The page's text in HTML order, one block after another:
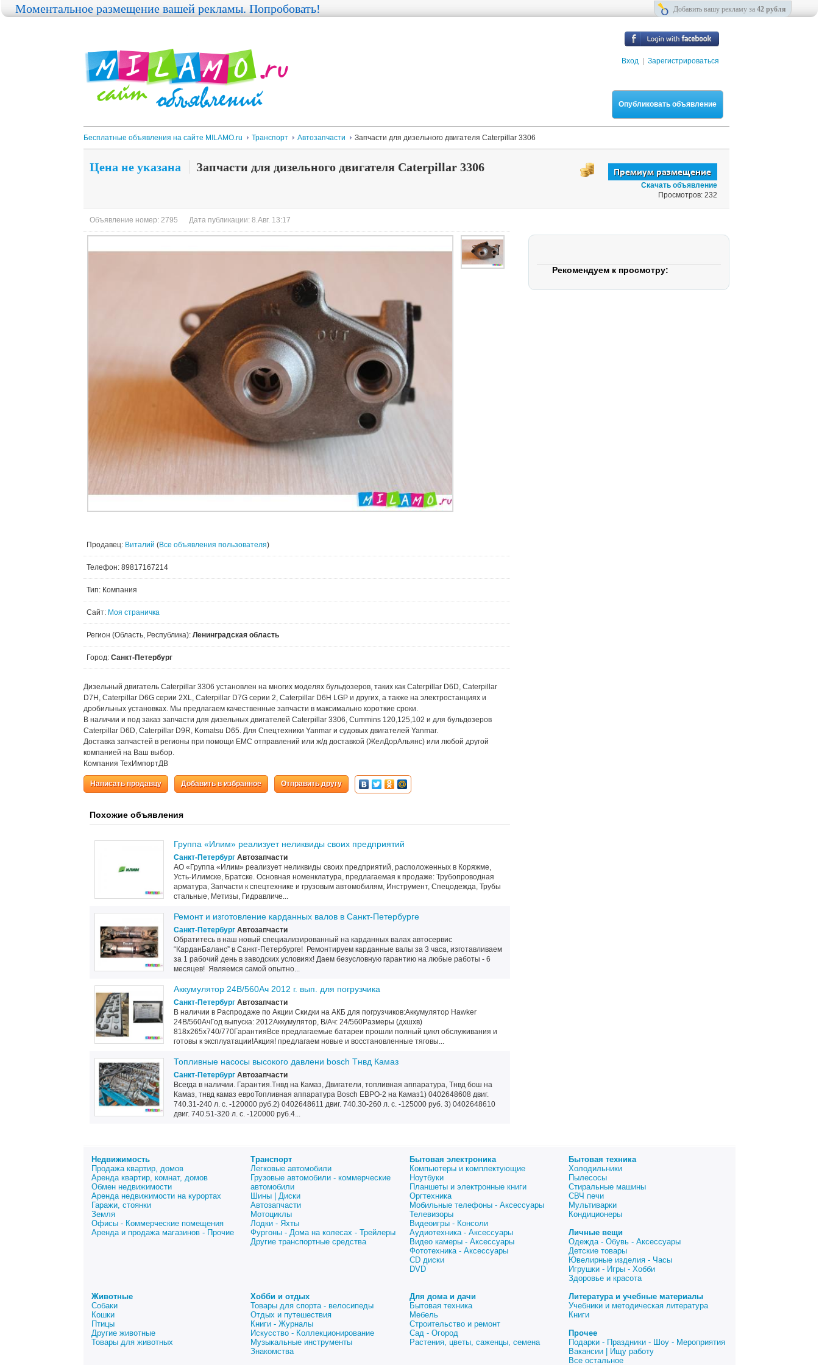
Вход Зарегистрироваться
Опубликовать объявление
Бесплатные объявления на сайте MILAMO.ru Транспорт Автозапчасти Запчасти для дизельного двигателя Caterpillar 3306
Цена не указана Запчасти для дизельного двигателя Caterpillar 3306
Скачать объявление
Просмотров: 232
Объявление номер: 2795 Дата публикации: 8.Авг. 13:17
Продавец: Виталий (Все объявления пользователя)
Телефон: 89817167214
Тип: Компания
Сайт: Моя страничка
Регион (Область, Республика): Ленинградская область
Город: Санкт-Петербург
Дизельный двигатель Caterpillar 3306 установлен на многих моделях бульдозеров, таких как Caterpillar D6D, Caterpillar
D7H, Caterpillar D6G серии 2XL, Caterpillar D7G серии 2, Caterpillar D6H LGP и других, а также на электростанциях и
дробильных установках. Мы предлагаем качественные запчасти в максимально короткие сроки.
В наличии и под заказ запчасти для дизельных двигателей Caterpillar 3306, Cummins 120,125,102 и для бульдозеров
Caterpillar D6D, Caterpillar D9R, Komatsu D65. Для Спецтехники Yanmar и судовых двигателей Yanmar.
Доставка запчастей в регионы при помощи ЕМС отправлений или ж/д доставкой (ЖелДорАльянс) или любой другой
компанией на Ваш выбор.
Компания ТехИмпортДВ
Написать продавцу Добавить в избранное Отправить другу
Похожие объявления
Группа «Илим» реализует неликвиды своих предприятий
Санкт-Петербург Автозапчасти
АО «Группа «Илим» реализует неликвиды своих предприятий, расположенных в Коряжме,
Усть-Илимске, Братске. Основная номенклатура, предлагаемая к продаже: Трубопроводная
арматура, Запчасти к спецтехнике и грузовым автомобилям, Инструмент, Спецодежда, Трубы
стальные, Метизы, Гидравличе...
Ремонт и изготовление карданных валов в Санкт-Петербурге
Санкт-Петербург Автозапчасти
Обратитесь в наш новый специализированный на карданных валах автосервис
“КарданБаланс” в Санкт-Петербурге! Ремонтируем карданные валы за 3 часа, изготавливаем
за 1 рабочий день в заводских условиях! Даем безусловную гарантию на любые работы - 6
месяцев! Являемся самой опытно...
Аккумулятор 24В/560Ач 2012 г. вып. для погрузчика
Санкт-Петербург Автозапчасти
В наличии в Распродаже по Акции Скидки на АКБ для погрузчиков:Аккумулятор Hawker
24В/560АчГод выпуска: 2012Аккумулятор, В/Ач: 24/560Размеры (дхшхв)
818х265х740/770ГарантияВсе предлагаемые батареи прошли полный цикл обслуживания и
готовы к эксплуатации!Акция! предлагаем новые и восстановленные тяговы...
Топливные насосы высокого давлени bosch Тнвд Камаз
Санкт-Петербург Автозапчасти
Всегда в наличии. Гарантия.Тнвд на Камаз, Двигатели, топливная аппаратура, Тнвд бош на
Камаз, тнвд камаз евроТопливная аппаратура Bosch ЕВРО-2 на Камаз1) 0402648608 двиг.
740.31-240 л. с. -120000 руб.2) 0402648611 двиг. 740.30-260 л. с. -125000 руб. 3) 0402648610
двиг. 740.51-320 л. с. -120000 руб.4...
Моментальное размещение вашей рекламы. Попробовать! Добавить вашу рекламу за 42 рубля
Рекомендуем к просмотру:
Недвижимость
Продажа квартир, домов
Аренда квартир, комнат, домов
Обмен недвижимости
Аренда недвижимости на курортах
Гаражи, стоянки
Земля
Офисы - Коммерческие помещения
Аренда и продажа магазинов - Прочие
Транспорт
Легковые автомобили
Грузовые автомобили - коммерческие
автомобили
Шины | Диски
Автозапчасти
Мотоциклы
Лодки - Яхты
Фургоны - Дома на колесах - Трейлеры
Другие транспортные средства
Бытовая электроника
Компьютеры и комплектующие
Ноутбуки
Планшеты и электронные книги
Оргтехника
Мобильные телефоны - Аксессуары
Телевизоры
Видеоигры - Консоли
Аудиотехника - Аксессуары
Видео камеры - Аксессуары
Фототехника - Аксессуары
CD диски
DVD
Бытовая техника
Холодильники
Пылесосы
Стиральные машины
СВЧ печи
Мультиварки
Кондиционеры
Личные вещи
Одежда - Обувь - Аксессуары
Детские товары
Ювелирные изделия - Часы
Игрушки - Игры - Хобби
Здоровье и красота
Животные
Собаки
Кошки
Птицы
Другие животные
Товары для животных
Хобби и отдых
Товары для спорта - велосипеды
Отдых и путешествия
Книги - Журналы
Искусство - Коллекционирование
Музыкальные инструменты
Знакомства
Для дома и дачи
Бытовая техника
Мебель
Строительство и ремонт
Сад - Огород
Растения, цветы, саженцы, семена
Литература и учебные материалы
Учебники и методическая литература
Книги
Прочее
Подарки - Праздники - Шоу - Мероприятия
Вакансии | Ищу работу
Все остальное